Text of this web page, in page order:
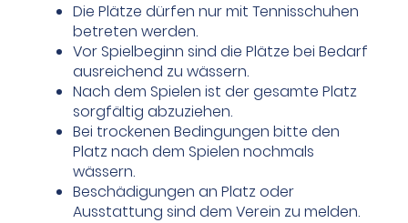
Die Plätze dürfen nur mit Tennisschuhen
betreten werden.
Vor Spielbeginn sind die Plätze bei Bedarf
ausreichend zu wässern.
Nach dem Spielen ist der gesamte Platz
sorgfältig abzuziehen.
Bei trockenen Bedingungen bitte den
Platz nach dem Spielen nochmals
wässern.
Beschädigungen an Platz oder
Ausstattung sind dem Verein zu melden.